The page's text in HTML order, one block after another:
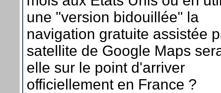
une "version bidouillée" la
navigation gratuite assistée
satellite de Google Maps
elle sur le point d'arriver
officiellement en France ?